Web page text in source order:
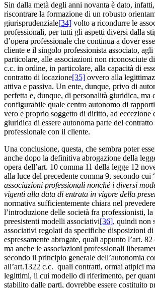
Sin dalla metà degli anni novanta è dato,
riscontrare la formazione di un robusto
giurisprudenziale[34] volto a ricondurre le
professionali, per tutti gli aspetti diversi dalla
d’opera professionale che continua a dover
cliente e il singolo professionista associato,
particolare, alle associazioni non riconosciute
c.c. in ordine, in particolare, alla capacità di
contratto di locazione[35] ovvero alla
attiva e passiva. Un ente, dunque, privo di
perfetta e, dunque, di personalità giuridica, ma
configurabile quale centro autonomo di
vero e proprio soggetto di diritto, ad eccezione
giuridica di essere autonoma parte del contratto
professionale con il cliente.
Una conclusione, questa, che sembra poter
anche dopo la definitiva abrogazione della
opera dell’art. 10 comma 11 della legge 12
alla luce del precedente comma 9, secondo cui
associazioni professionali nonché i diversi
vigenti alla data di entrata in vigore della
normativa sufficientemente chiara nel
l’introduzione delle società fra professionisti, la
preesistenti modelli associativi[36], quindi non
associativi regolati da specifiche disposizioni di
espressamente abrogate, quali appunto l’art.
ma anche le associazioni professionali
secondo il principio generale dell’autonomia
all’art.1322 c.c. quali contratti, ormai atipici
legittimi, il cui modello di riferimento, per
stabilito dalle parti, dovrebbe essere costituito